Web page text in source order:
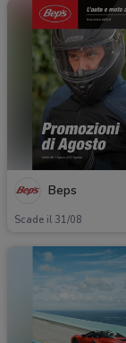
Beps
Scade il 31/08